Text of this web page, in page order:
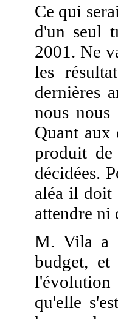
Ce qui
d'un seul
2001. Ne
les
dernières
nous
Quant aux
produit de
décidées.
aléa il doit
attendre ni
M. Vila a
budget,
l'évolution
qu'elle